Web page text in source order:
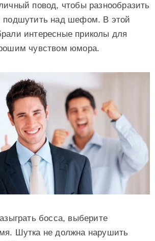
повод, чтобы разнообразить
подшутить над шефом. В этой
интересные приколы для
чувством юмора.
босса, выберите
Шутка не должна нарушить